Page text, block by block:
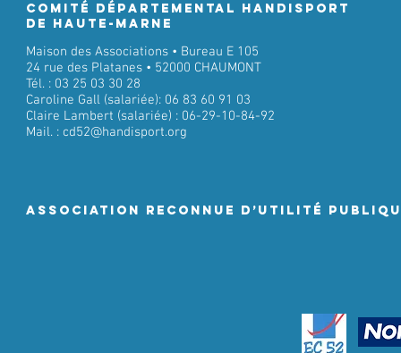
Comité Départemental Handisport
de Haute-Marne
Maison des Associations • Bureau E 105
24 rue des Platanes • 52000 CHAUMONT
Tél. : 03 25 03 30 28
Caroline Gall (salariée): 06 83 60 91 03
Claire Lambert (salariée) : 06-29-10-84-92
Mail. : cd52@handisport.org
ASSociation RECONNUE D’UTILITÉ